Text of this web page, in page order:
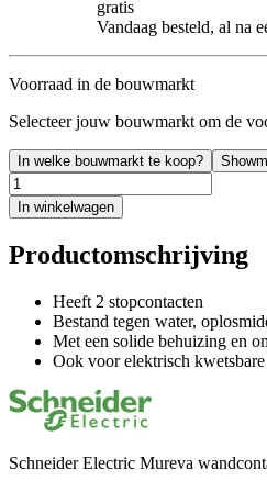
gratis
Vandaag besteld, al na
Voorraad in de bouwmarkt
Selecteer jouw bouwmarkt om de
In welke bouwmarkt te koop?
In winkelwagen
Productomschrijving
Heeft 2 stopcontacten
Bestand tegen water,
Met een solide behuizing en
Ook voor elektrisch
Schneider Electric Mureva